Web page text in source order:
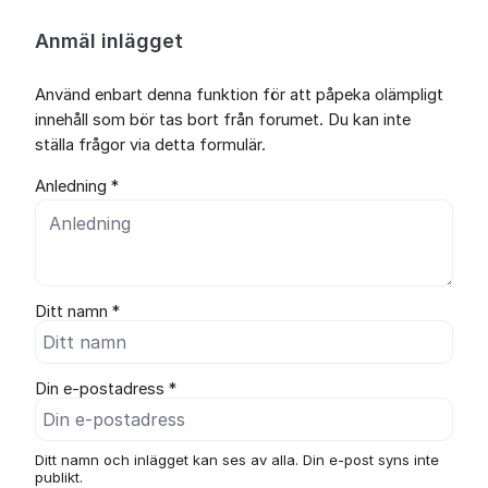
Anmäl inlägget
Använd enbart denna funktion för att påpeka olämpligt
innehåll som bör tas bort från forumet. Du kan inte
ställa frågor via detta formulär.
Anledning *
Ditt namn *
Din e-postadress *
Ditt namn och inlägget kan ses av alla. Din e-post syns inte
publikt.